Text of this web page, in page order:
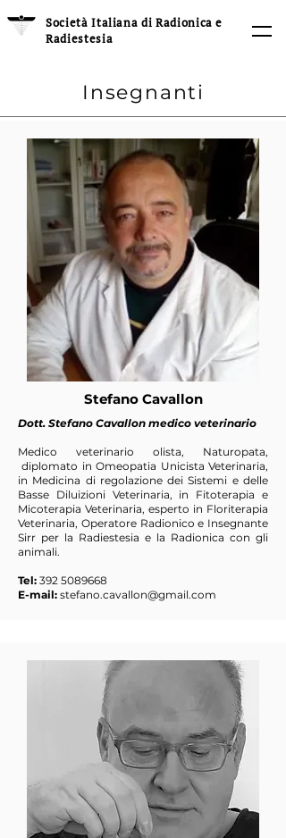
Società Italiana di Radionica e
Radiestesia
Insegnanti
Stefano Cavallon
Dott. Stefano Cavallon medico veterinario
Medico veterinario olista, Naturopata,
diplomato in Omeopatia Unicista Veterinaria,
in Medicina di regolazione dei Sistemi e delle
Basse Diluizioni Veterinaria, in Fitoterapia e
Micoterapia Veterinaria, esperto in Floriterapia
Veterinaria, Operatore Radionico e Insegnante
Sirr per la Radiestesia e la Radionica con gli
animali.
Tel: 392 5089668
E-mail: stefano.cavallon@gmail.com